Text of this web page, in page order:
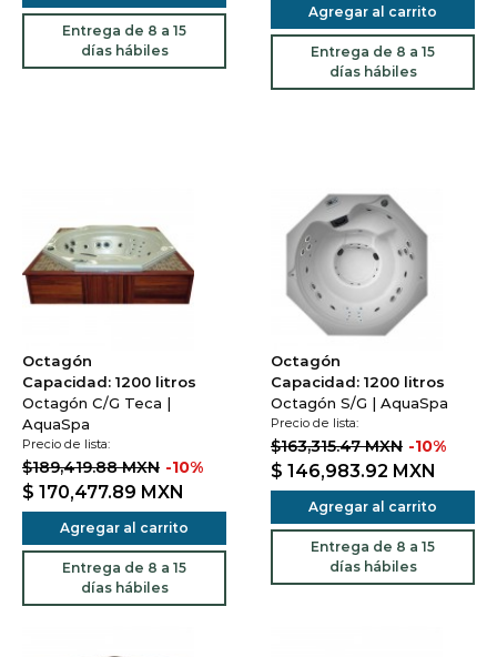
Entrega de 8 a 15
días hábiles
Agregar al carrito
Entrega de 8 a 15
días hábiles
Octagón
Capacidad: 1200 litros
Octagón C/G Teca |
AquaSpa
Precio de lista:
$189,419.88 MXN -10%
$ 170,477.89 MXN
Agregar al carrito
Entrega de 8 a 15
días hábiles
Octagón
Capacidad: 1200 litros
Octagón S/G | AquaSpa
Precio de lista:
$163,315.47 MXN -10%
$ 146,983.92 MXN
Agregar al carrito
Entrega de 8 a 15
días hábiles